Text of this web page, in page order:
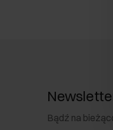
Bądź na